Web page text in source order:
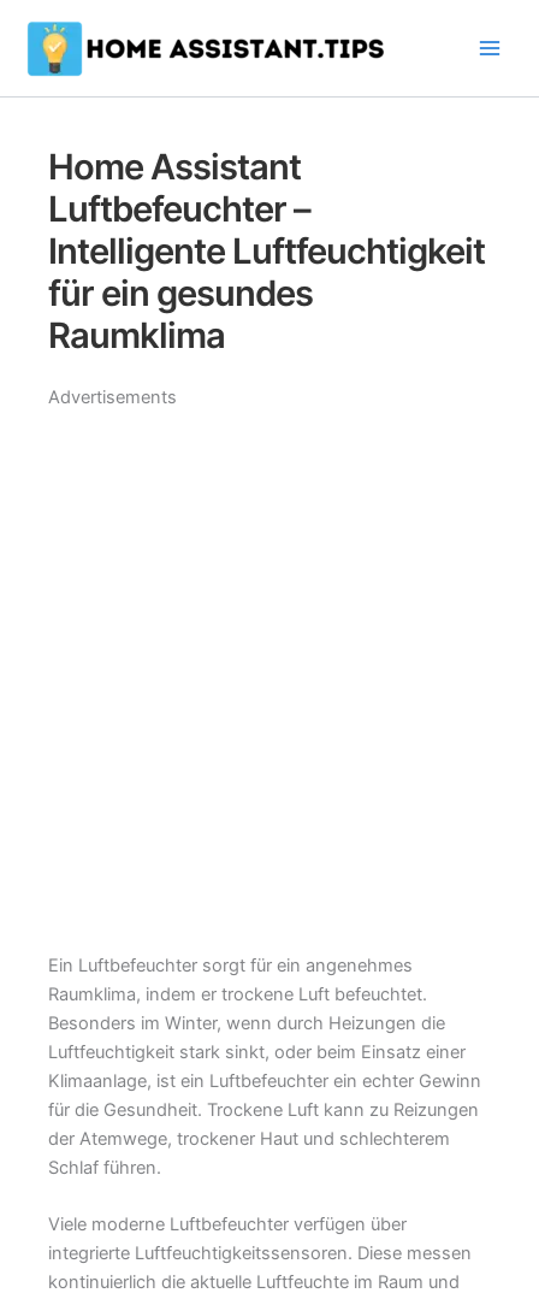
Inhalt
springen
Home Assistant
Luftbefeuchter –
Intelligente Luftfeuchtigkeit
für ein gesundes
Raumklima
Advertisements
Ein Luftbefeuchter sorgt für ein angenehmes
Raumklima, indem er trockene Luft befeuchtet.
Besonders im Winter, wenn durch Heizungen die
Luftfeuchtigkeit stark sinkt, oder beim Einsatz einer
Klimaanlage, ist ein Luftbefeuchter ein echter Gewinn
für die Gesundheit. Trockene Luft kann zu Reizungen
der Atemwege, trockener Haut und schlechterem
Schlaf führen.
Viele moderne Luftbefeuchter verfügen über
integrierte Luftfeuchtigkeitssensoren. Diese messen
kontinuierlich die aktuelle Luftfeuchte im Raum und